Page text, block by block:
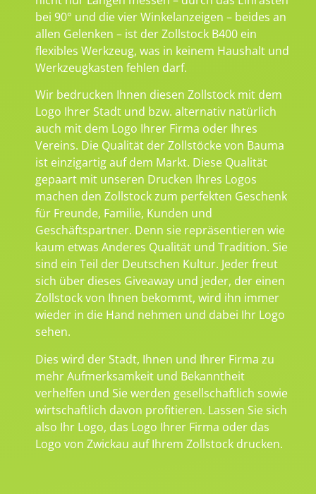
bei 90° und die vier Winkelanzeigen – beides an
allen Gelenken – ist der Zollstock B400 ein
flexibles Werkzeug, was in keinem Haushalt und
Werkzeugkasten fehlen darf.
Wir bedrucken Ihnen diesen Zollstock mit dem
Logo Ihrer Stadt und bzw. alternativ natürlich
auch mit dem Logo Ihrer Firma oder Ihres
Vereins. Die Qualität der Zollstöcke von Bauma
ist einzigartig auf dem Markt. Diese Qualität
gepaart mit unseren Drucken Ihres Logos
machen den Zollstock zum perfekten Geschenk
für Freunde, Familie, Kunden und
Geschäftspartner. Denn sie repräsentieren wie
kaum etwas Anderes Qualität und Tradition. Sie
sind ein Teil der Deutschen Kultur. Jeder freut
sich über dieses Giveaway und jeder, der einen
Zollstock von Ihnen bekommt, wird ihn immer
wieder in die Hand nehmen und dabei Ihr Logo
sehen.
Dies wird der Stadt, Ihnen und Ihrer Firma zu
mehr Aufmerksamkeit und Bekanntheit
verhelfen und Sie werden gesellschaftlich sowie
wirtschaftlich davon profitieren. Lassen Sie sich
also Ihr Logo, das Logo Ihrer Firma oder das
Logo von Zwickau auf Ihrem Zollstock drucken.